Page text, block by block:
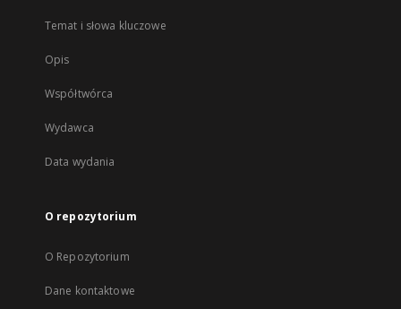
Temat i słowa kluczowe
Opis
Współtwórca
Wydawca
Data wydania
O repozytorium
O Repozytorium
Dane kontaktowe